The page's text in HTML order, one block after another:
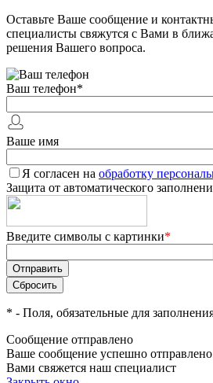
Оставьте Ваше сообщение и
специалисты свяжутся с Вами в
решения Вашего вопроса.
Ваш телефон*
Ваше имя
Я согласен на обработку
Защита от автоматического
Введите символы с картинки*
* - Поля, обязательные для
Сообщение отправлено
Ваше сообщение успешно
Вами свяжется наш специалист